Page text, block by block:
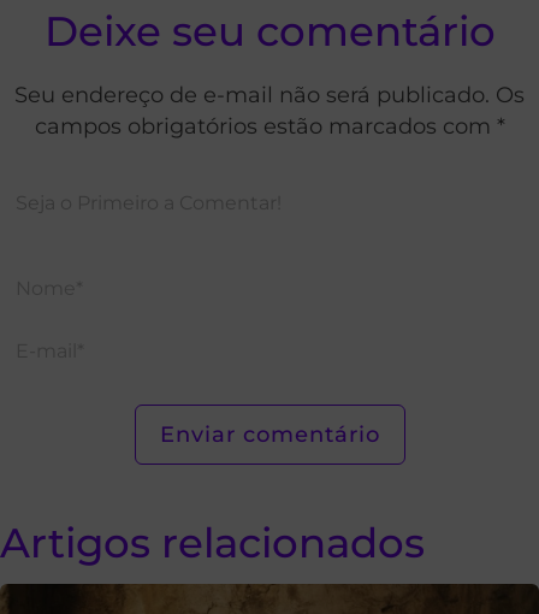
Deixe seu comentário
Seu endereço de e-mail não será publicado. Os
campos obrigatórios estão marcados com *
Artigos relacionados